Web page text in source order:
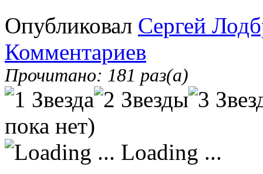
Опубликовал Сергей
Комментариев
Прочитано: 181 раз(а)
пока нет)
Loading ...